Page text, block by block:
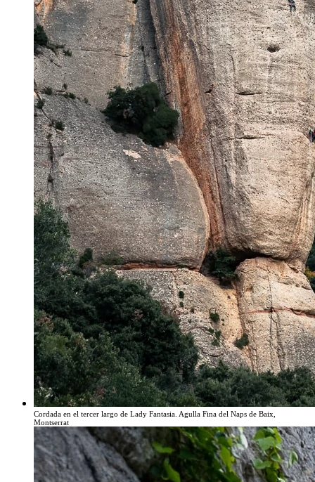
Cordada en el tercer largo de Lady Fantasia. Agulla Fina del Naps de Baix,
Montserrat